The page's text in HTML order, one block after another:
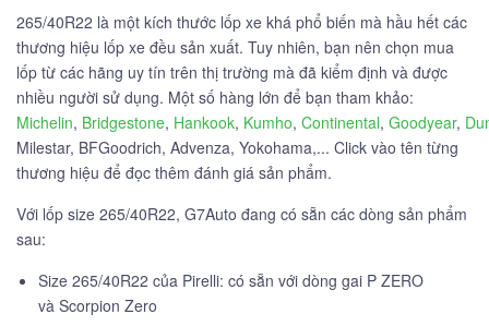
265/40R22 là một kích thước lốp xe khá phổ biến mà hầu hết các
thương hiệu lốp xe đều sản xuất. Tuy nhiên, bạn nên chọn mua
lốp từ các hãng uy tín trên thị trường mà đã kiểm định và được
nhiều người sử dụng. Một số hàng lớn để bạn tham khảo:
Michelin, Bridgestone, Hankook, Kumho, Continental, Goodyear,
Milestar, BFGoodrich, Advenza, Yokohama,... Click vào tên từng
thương hiệu để đọc thêm đánh giá sản phẩm.
Với lốp size 265/40R22, G7Auto đang có sẵn các dòng sản phẩm
sau:
Size 265/40R22 của Pirelli: có sẵn với dòng gai P ZERO
và Scorpion Zero